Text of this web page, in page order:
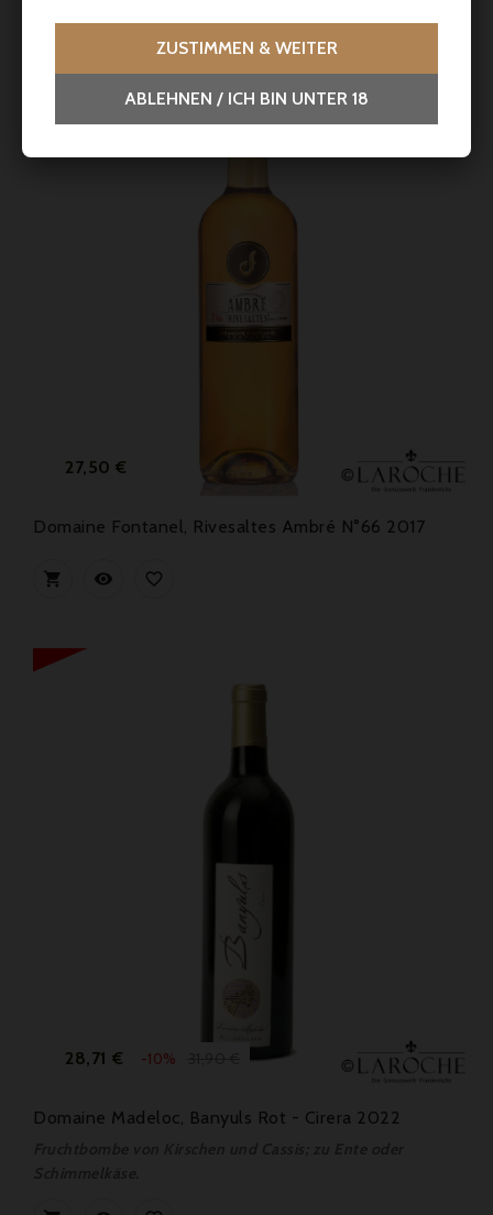
Preis
27,50 €
Domaine Fontanel, Rivesaltes Ambré N°66 2017
  
Preis
28,71 € Verkaufspreis
-10%
Domaine Madeloc, Banyuls Rot - Cirera 2022
ZUSTIMMEN & WEITER
ABLEHNEN / ICH BIN UNTER 18